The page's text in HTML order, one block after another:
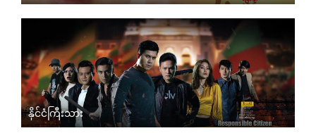
နိုင်ငံကြီးသား